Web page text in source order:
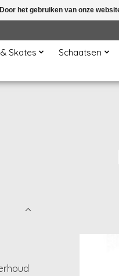
Skates Schaatsen
Door het gebruiken van onze